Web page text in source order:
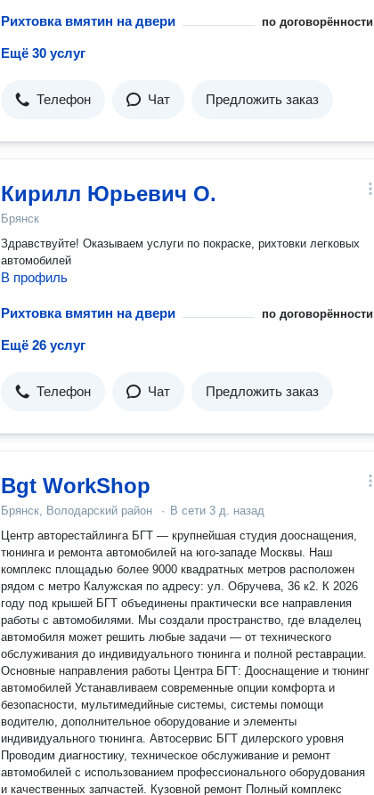
консультация, звоните нам прямо сейчас ! Мы всегда рады помочь
вам вернуть вашему автомобилю первоначальный вид и сделать
его еще лучше. Для точного расчета стоимости просьба
партнёр в мире профессионального автосервиса ! -Аргонодуговая
Рихтовка вмятин на двери по договорённости
Ещё 30 услуг
Телефон Чат Предложить заказ
Кирилл Юрьевич О.
Брянск
Здравствуйте! Оказываем услуги по покраске, рихтовки легковых
автомобилей
В профиль
Рихтовка вмятин на двери по договорённости
Ещё 26 услуг
Телефон Чат Предложить заказ
Bgt WorkShop
Брянск, Володарский район · В сети 3 д. назад
Центр авторестайлинга БГТ — крупнейшая студия дооснащения,
тюнинга и ремонта автомобилей на юго‑западе Москвы. Наш
комплекс площадью более 9000 квадратных метров расположен
рядом с метро Калужская по адресу: ул. Обручева, 36 к2. К 2026
году под крышей БГТ объединены практически все направления
работы с автомобилями. Мы создали пространство, где владелец
автомобиля может решить любые задачи — от технического
обслуживания до индивидуального тюнинга и полной реставрации.
Основные направления работы Центра БГТ: Дооснащение и тюнинг
автомобилей Устанавливаем современные опции комфорта и
безопасности, мультимедийные системы, системы помощи
водителю, дополнительное оборудование и элементы
индивидуального тюнинга. Автосервис БГТ дилерского уровня
Проводим диагностику, техническое обслуживание и ремонт
автомобилей с использованием профессионального оборудования
и качественных запчастей. Кузовной ремонт Полный комплекс